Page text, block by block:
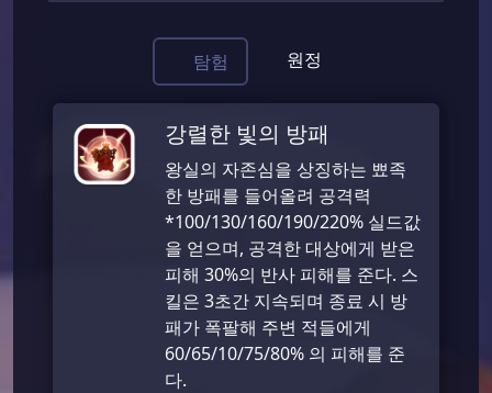
탐험 원정
강렬한 빛의 방패
왕실의 자존심을 상징하는 뾰족
한 방패를 들어올려 공격력
*100/130/160/190/220% 실드값
을 얻으며, 공격한 대상에게 받은
피해 30%의 반사 피해를 준다. 스
킬은 3초간 지속되며 종료 시 방
패가 폭팔해 주변 적들에게
60/65/10/75/80% 의 피해를 준
다.